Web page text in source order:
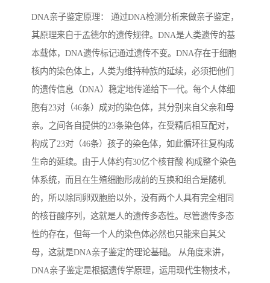
DNA亲子鉴定原理： 通过DNA检测分析来做亲子鉴定，
其原理来自于孟德尔的遗传规律。DNA是人类遗传的基
本载体，DNA遗传标记通过遗传不变。DNA存在于细胞
核内的染色体上，人类为维持种族的延续，必须把他们
的遗传信息（DNA）稳定地传递给下一代。每个人体细
胞有23对（46条）成对的染色体，其分别来自父亲和母
亲。之间各自提供的23条染色体，在受精后相互配对，
构成了23对（46条）孩子的染色体，如此循环往复构成
生命的延续。由于人体约有30亿个核苷酸 构成整个染色
体系统，而且在生殖细胞形成前的互换和组合是随机
的，所以除同卵双胞胎以外，没有两个人具有完全相同
的核苷酸序列，这就是人的遗传多态性。尽管遗传多态
性的存在，但每一个人的染色体必然也只能来自其父
母，这就是DNA亲子鉴定的理论基础。 从角度来讲，
DNA亲子鉴定是根据遗传学原理，运用现代生物技术，